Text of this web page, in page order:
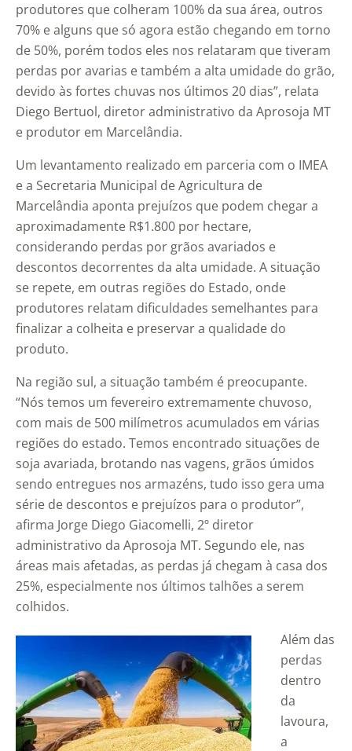
produtores que colheram 100% da sua área, outros
70% e alguns que só agora estão chegando em torno
de 50%, porém todos eles nos relataram que tiveram
perdas por avarias e também a alta umidade do grão,
devido às fortes chuvas nos últimos 20 dias”, relata
Diego Bertuol, diretor administrativo da Aprosoja MT
e produtor em Marcelândia.
Um levantamento realizado em parceria com o IMEA
e a Secretaria Municipal de Agricultura de
Marcelândia aponta prejuízos que podem chegar a
aproximadamente R$1.800 por hectare,
considerando perdas por grãos avariados e
descontos decorrentes da alta umidade. A situação
se repete, em outras regiões do Estado, onde
produtores relatam dificuldades semelhantes para
finalizar a colheita e preservar a qualidade do
produto.
Na região sul, a situação também é preocupante.
“Nós temos um fevereiro extremamente chuvoso,
com mais de 500 milímetros acumulados em várias
regiões do estado. Temos encontrado situações de
soja avariada, brotando nas vagens, grãos úmidos
sendo entregues nos armazéns, tudo isso gera uma
série de descontos e prejuízos para o produtor”,
afirma Jorge Diego Giacomelli, 2º diretor
administrativo da Aprosoja MT. Segundo ele, nas
áreas mais afetadas, as perdas já chegam à casa dos
25%, especialmente nos últimos talhões a serem
colhidos.
Além das
perdas
dentro
da
lavoura,
a